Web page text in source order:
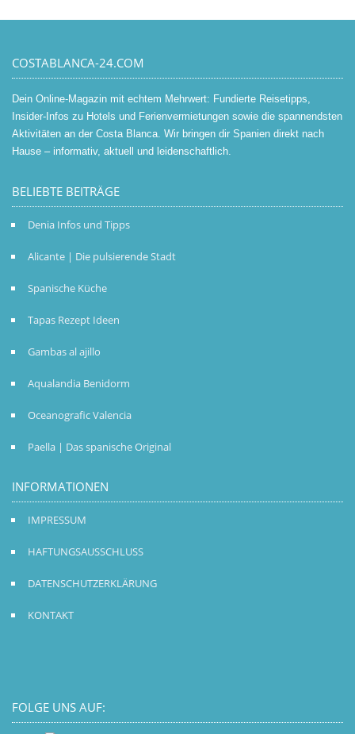
COSTABLANCA-24.COM
Dein Online-Magazin mit echtem Mehrwert: Fundierte Reisetipps,
Insider-Infos zu Hotels und Ferienvermietungen sowie die spannendsten
Aktivitäten an der Costa Blanca. Wir bringen dir Spanien direkt nach
Hause – informativ, aktuell und leidenschaftlich.
BELIEBTE BEITRÄGE
Denia Infos und Tipps
Alicante | Die pulsierende Stadt
Spanische Küche
Tapas Rezept Ideen
Gambas al ajillo
Aqualandia Benidorm
Oceanografic Valencia
Paella | Das spanische Original
INFORMATIONEN
IMPRESSUM
HAFTUNGSAUSSCHLUSS
DATENSCHUTZERKLÄRUNG
KONTAKT
FOLGE UNS AUF: